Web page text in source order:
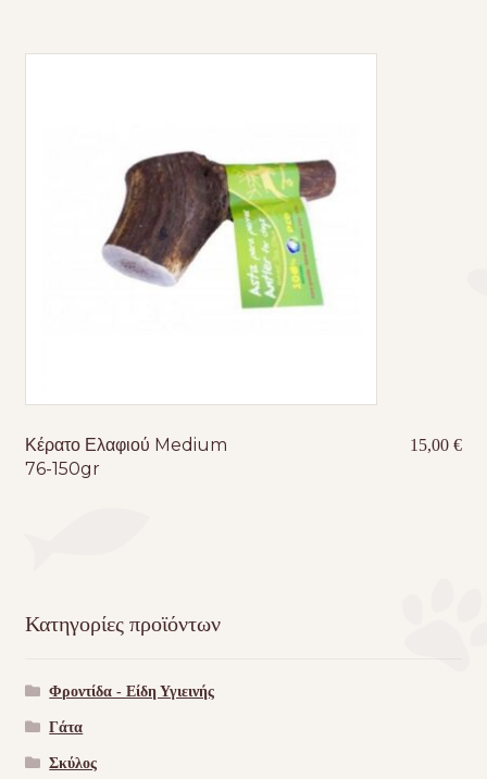
Κέρατο Ελαφιού Medium
76-150gr
15,00€
Κατηγορίες προϊόντων
Φροντίδα - Είδη Υγιεινής
Γάτα
Σκύλος